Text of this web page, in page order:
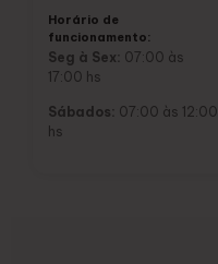
Horário de
funcionamento:
Seg à Sex: 07:00 às
17:00 hs
Sábados: 07:00 às 12:00
hs